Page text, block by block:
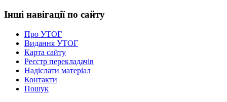
Інші навігації по сайту
Про УТОГ
Видання УТОГ
Карта сайту
Реєстр перекладачів
Надіслати матеріал
Контакти
Пошук